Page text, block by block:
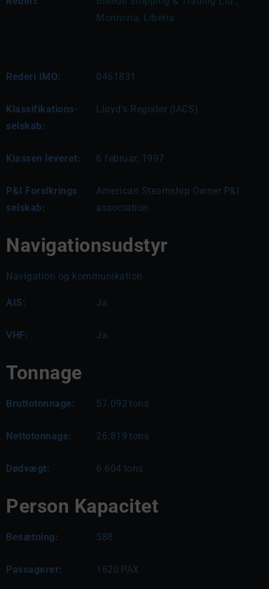
Monrovia, Liberia
Rederi IMO: 0461831
Klassifikations-
selskab:
Lloyd's Register (IACS)
Klassen leveret: 6 februar, 1997
P&I Forsikrings
selskab:
American Steamship Owner P&I
association
Navigationsudstyr
Navigation og kommunikation
AIS: Ja
VHF: Ja
Tonnage
Bruttotonnage: 57.092 tons
Nettotonnage: 26.819 tons
Dødvægt: 6.604 tons
Person Kapacitet
Besætning: 588
Passagerer: 1620 PAX